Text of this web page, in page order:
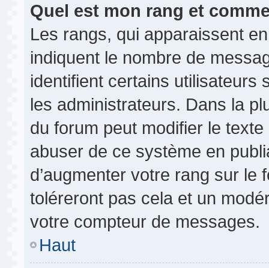
Quel est mon rang et
Les rangs, qui apparaissent
indiquent le nombre de
identifient certains utilisateurs
les administrateurs. Dans la
du forum peut modifier le
abuser de ce système en
d’augmenter votre rang sur
toléreront pas cela et un
votre compteur de messages.
Haut